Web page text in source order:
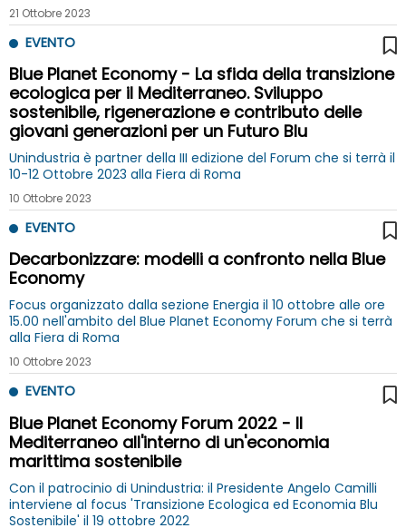
21 Ottobre 2023
EVENTO
Blue Planet Economy - La sfida della transizione
ecologica per il Mediterraneo. Sviluppo
sostenibile, rigenerazione e contributo delle
giovani generazioni per un Futuro Blu
Unindustria è partner della III edizione del Forum che si terrà il
10-12 Ottobre 2023 alla Fiera di Roma
10 Ottobre 2023
EVENTO
Decarbonizzare: modelli a confronto nella Blue
Economy
Focus organizzato dalla sezione Energia il 10 ottobre alle ore
15.00 nell'ambito del Blue Planet Economy Forum che si terrà
alla Fiera di Roma
10 Ottobre 2023
EVENTO
Blue Planet Economy Forum 2022 - Il
Mediterraneo all'interno di un'economia
marittima sostenibile
Con il patrocinio di Unindustria: il Presidente Angelo Camilli
interviene al focus 'Transizione Ecologica ed Economia Blu
Sostenibile' il 19 ottobre 2022